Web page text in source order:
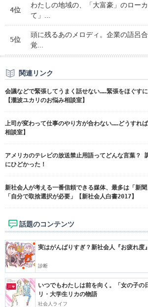
4位
わたしの地域の、「大富豪」のロー
て」...
5位
頭に残るあのメロディ。企業の語呂
覚...
関連リンク
会議などで緊張してうまく話せない……緊張をほぐす
【瀧波ユカリのお悩み相談室】
上司が変わって仕事のやり方が合わない……どうすれ
相談室】
アメリカのテレビの放送禁止用語ってどんな言葉？
にひどかった！
新社会人が考える一番信頼できる媒体、最多は「新
「自分で取捨選択が必要」【新社会人白書2017】
話題のコンテンツ
実はがんばりすぎ？新社会人『お疲れ度
診断
いつでもわたしは前を向く。「女の子の
リ・大学生リカの物語
社会人ライフ